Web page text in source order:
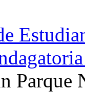
Parque